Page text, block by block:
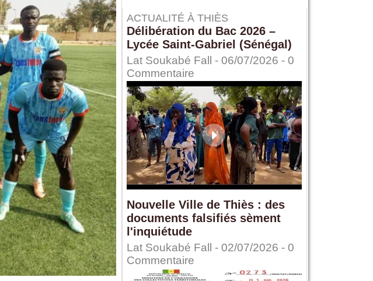
ACTUALITÉ À THIÈS
Délibération du Bac 2026 –
Lycée Saint-Gabriel (Sénégal)
Lat Soukabé Fall - 06/07/2026 - 0
Commentaire
Nouvelle Ville de Thiès : des
documents falsifiés sèment
l'inquiétude
Lat Soukabé Fall - 02/07/2026 - 0
Commentaire